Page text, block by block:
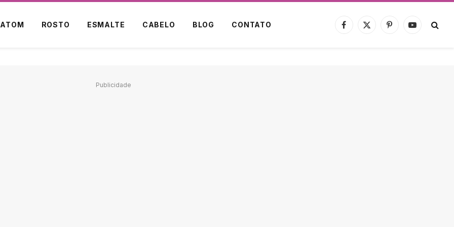
ROSTO ESMALTE CABELO BLOG CONTATO
Facebook
X
PinterestYouTube
Publicidade